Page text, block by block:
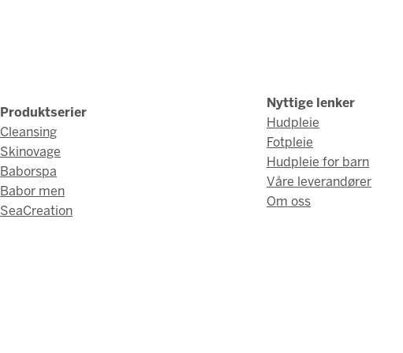
Produktserier
Cleansing
Skinovage
Baborspa
Babor men
SeaCreation
Nyttige lenker
Hudpleie
Fotpleie
Hudpleie for barn
Våre leverandører
Om oss